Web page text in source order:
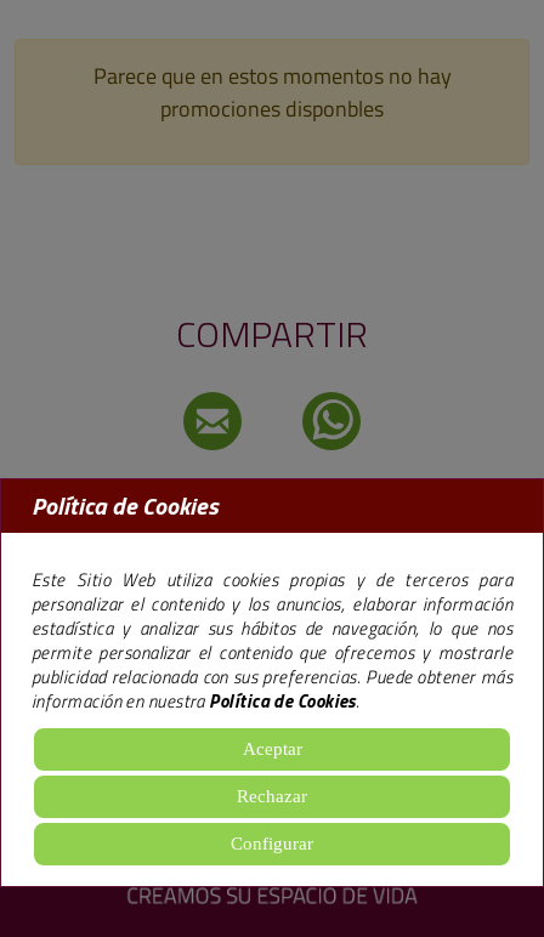
Parece que en estos momentos no hay
promociones disponbles
COMPARTIR
MADRID:91 456 09 97
BARCELONA: 93 238 50 77
La marca Premier,especializada en la promoción de pisos en Madrid y
Barcelona , lleva más de 40 años trabajando bajo una filosofía empresarial que le
ha llevado a construir más de 65.000 viviendas y 600.000 m2 de oficinas, hoteles y
locales ofreciendoexcelentes calidades , todo ello, siguiendo un sistema degestión
de Calidad Medioambiental
aviso legal·política de cookies·Configuración de cookies·
política de privacidad
Política de Cookies
Este Sitio Web utiliza cookies propias y de terceros para
personalizar el contenido y los anuncios, elaborar información
estadística y analizar sus hábitos de navegación, lo que nos
permite personalizar el contenido que ofrecemos y mostrarle
publicidad relacionada con sus preferencias. Puede obtener más
información en nuestraPolítica de Cookies.
Aceptar
Rechazar
Configurar